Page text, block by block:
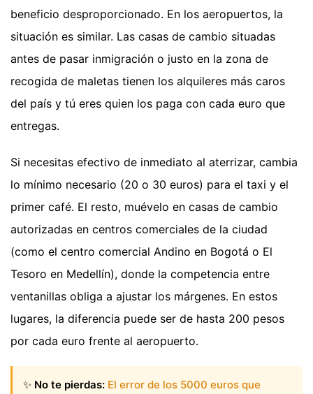
beneficio desproporcionado. En los aeropuertos, la
situación es similar. Las casas de cambio situadas
antes de pasar inmigración o justo en la zona de
recogida de maletas tienen los alquileres más caros
del país y tú eres quien los paga con cada euro que
entregas.
Si necesitas efectivo de inmediato al aterrizar, cambia
lo mínimo necesario (20 o 30 euros) para el taxi y el
primer café. El resto, muévelo en casas de cambio
autorizadas en centros comerciales de la ciudad
(como el centro comercial Andino en Bogotá o El
Tesoro en Medellín), donde la competencia entre
ventanillas obliga a ajustar los márgenes. En estos
lugares, la diferencia puede ser de hasta 200 pesos
por cada euro frente al aeropuerto.
✨ No te pierdas: El error de los 5000 euros que